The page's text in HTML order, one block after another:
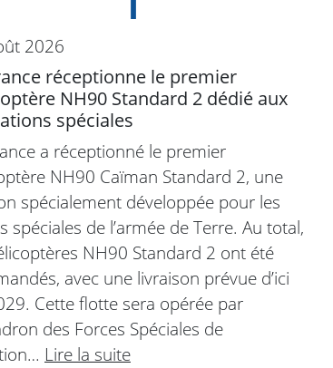
2026
réceptionne le premier
NH90 Standard 2 dédié aux
spéciales
a réceptionné le premier
NH90 Caïman Standard 2, une
spécialement développée pour les
spéciales de l’armée de Terre. Au total,
NH90 Standard 2 ont été
avec une livraison prévue d’ici
Cette flotte sera opérée par
des Forces Spéciales de
Lire la suite